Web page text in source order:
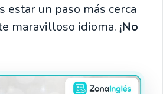
estar un paso más cerca
maravilloso idioma. ¡No